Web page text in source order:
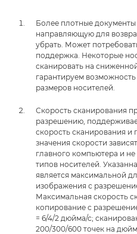
Более плотные
направляющую для
убрать. Может
поддержка. Некоторые
сканировать на
гарантируем
размеров носителей.
Скорость сканирования
разрешению,
скорость сканирования
значения скорости
главного компьютера и
типов носителей.
является максимальной
изображения с
Максимальная скорость
копирование с
= 6/4/2 дюйма/с;
200/300/600 точек на